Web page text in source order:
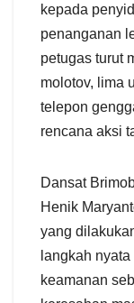
kepada
penanganan
petugas turut
molotov, lima
telepon
rencana aksi
Dansat
Henik
yang
langkah
keamanan